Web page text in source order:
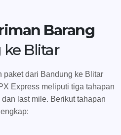
Barang
Blitar
paket dari Bandung ke Blitar
Express meliputi tiga tahapan
last mile. Berikut tahapan